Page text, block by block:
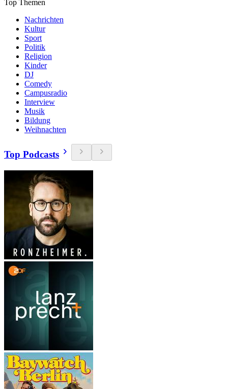
Top Themen
Nachrichten
Kultur
Sport
Politik
Religion
Kinder
DJ
Comedy
Campusradio
Interview
Musik
Bildung
Weihnachten
Top Podcasts